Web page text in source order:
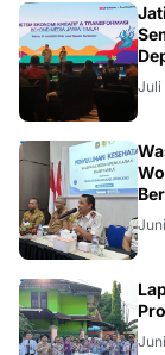
SURABAYA
Juli
WONOGIRI
WONOGIRI